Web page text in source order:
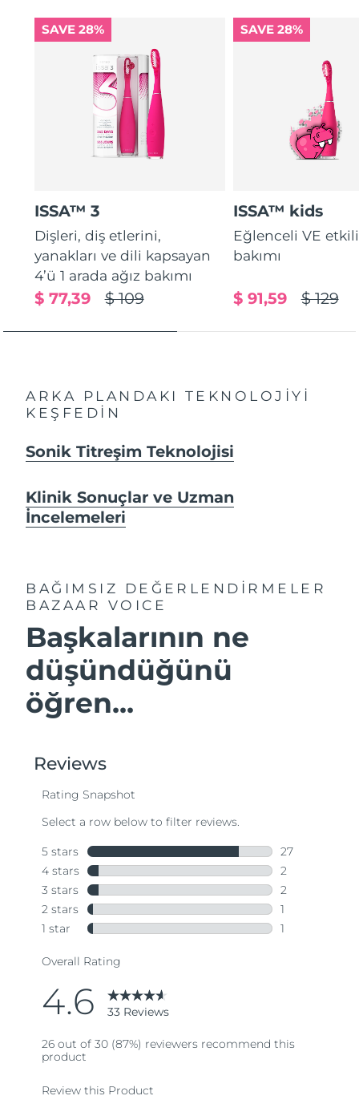
SAVE 28%
ISSA™ 3
Dişleri, diş etlerini,
yanakları ve dili kapsayan
4’ü 1 arada ağız bakımı
$ 109
$ 77,39
SAVE 28%
ISSA™ kids
Eğlenceli VE etkili
bakımı
$ 129
$ 91,59
ARKA PLANDAKI TEKNOLOJİYİ
KEŞFEDİN
Sonik Titreşim Teknolojisi
Klinik Sonuçlar ve Uzman
İncelemeleri
BAĞIMSIZ DEĞERLENDİRMELER
BAZAAR VOICE
Başkalarının ne
düşündüğünü
öğren...